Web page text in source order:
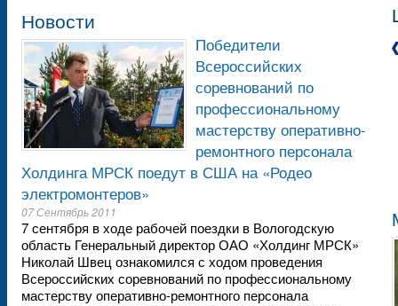
Новости
Победители
Всероссийских
соревнований по
профессиональному
мастерству оперативно-
ремонтного персонала
Холдинга МРСК поедут в США на «Родео
электромонтеров»
07 Сентябрь 2011
7 сентября в ходе рабочей поездки в Вологодскую
область Генеральный директор ОАО «Холдинг МРСК»
Николай Швец ознакомился с ходом проведения
Всероссийских соревнований по профессиональному
мастерству оперативно-ремонтного персонала